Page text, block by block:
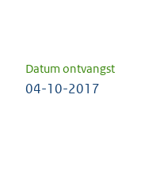
Datum ontvangst
04-10-2017